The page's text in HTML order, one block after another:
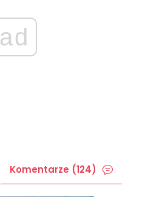
ad
Komentarze (124)